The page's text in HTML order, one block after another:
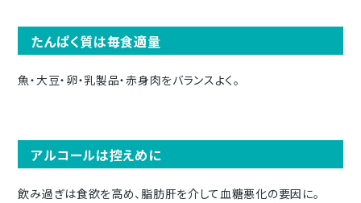
たんぱく質は毎食適量
魚・大豆・卵・乳製品・赤身肉をバランスよく。
アルコールは控えめに
飲み過ぎは食欲を高め、脂肪肝を介して血糖悪化の要因に。